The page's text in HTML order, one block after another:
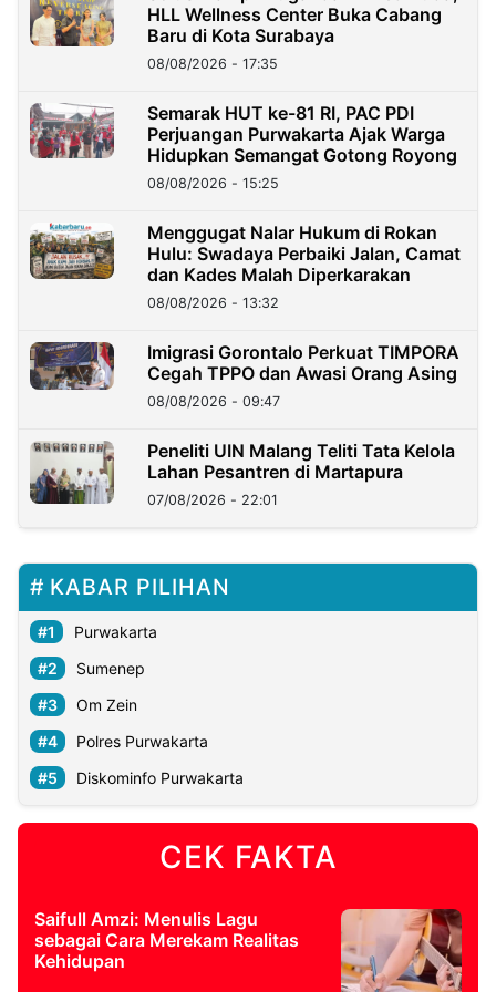
HLL Wellness Center Buka Cabang
Baru di Kota Surabaya
08/08/2026 - 17:35
Semarak HUT ke-81 RI, PAC PDI
Perjuangan Purwakarta Ajak Warga
Hidupkan Semangat Gotong Royong
08/08/2026 - 15:25
Menggugat Nalar Hukum di Rokan
Hulu: Swadaya Perbaiki Jalan, Camat
dan Kades Malah Diperkarakan
08/08/2026 - 13:32
Imigrasi Gorontalo Perkuat TIMPORA
Cegah TPPO dan Awasi Orang Asing
08/08/2026 - 09:47
Peneliti UIN Malang Teliti Tata Kelola
Lahan Pesantren di Martapura
07/08/2026 - 22:01
KABAR PILIHAN
Purwakarta
Sumenep
Om Zein
Polres Purwakarta
Diskominfo Purwakarta
CEK FAKTA
Saifull Amzi: Menulis Lagu
sebagai Cara Merekam Realitas
Kehidupan